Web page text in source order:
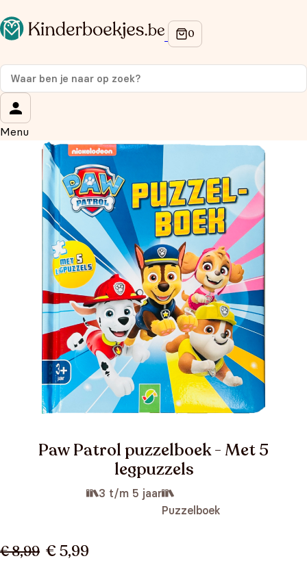
Menu
Paw Patrol puzzelboek - Met 5
legpuzzels
3 t/m 5 jaar
Puzzelboek
€ 8,99 € 5,99
Op de hoogte blijven van onze acties?
Meld je aan voor onze nieuwsbrief en ontvang
korting
Wat is je voornaam?
Wat is je e-mailadres?
Aanmelden
We gebruiken je gegevens om contact op te nemen, in
overeenstemming met onsprivacybeleid.